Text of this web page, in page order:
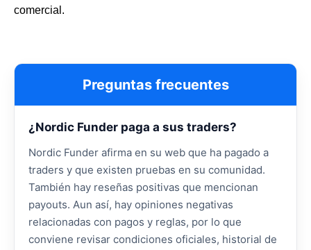
comercial.
Preguntas frecuentes
¿Nordic Funder paga a sus traders?
Nordic Funder afirma en su web que ha pagado a
traders y que existen pruebas en su comunidad.
También hay reseñas positivas que mencionan
payouts. Aun así, hay opiniones negativas
relacionadas con pagos y reglas, por lo que
conviene revisar condiciones oficiales, historial de